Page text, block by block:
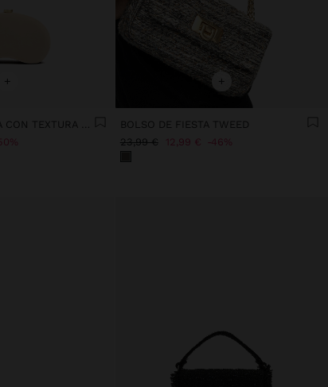
+
CLUTCH DE FIESTA CON TEXTURA SUAVE
+
BOLSO DE FIESTA TWEED
23,99 € 12,99 € 46%